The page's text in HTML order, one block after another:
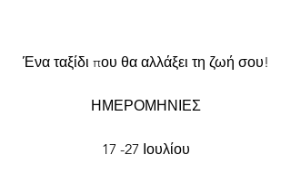
Ένα ταξίδι που θα αλλάξει τη ζωή σου!
ΗΜΕΡΟΜΗΝΙΕΣ
17 -27 Ιουλίου